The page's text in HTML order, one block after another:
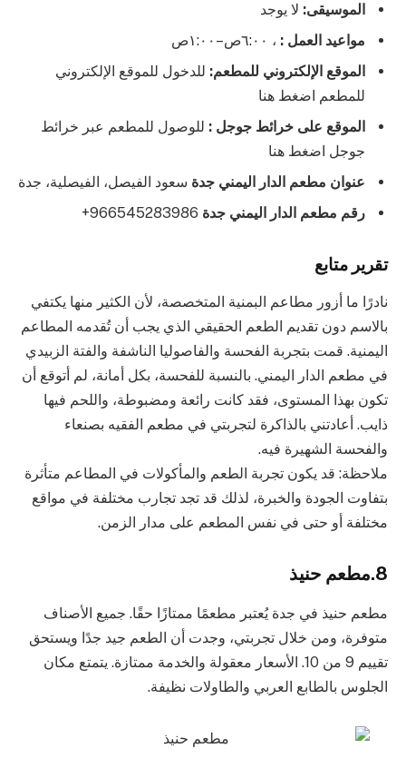
الموسيقى: لا يوجد
مواعيد العمل : ، ٦:٠٠ص–١:٠٠ص
الموقع الإلكتروني للمطعم: للدخول للموقع الإلكتروني
للمطعم اضغط هنا
الموقع على خرائط جوجل : للوصول للمطعم عبر خرائط
جوجل اضغط هنا
عنوان مطعم الدار اليمني جدة سعود الفيصل، الفيصلية، جدة
رقم مطعم الدار اليمني جدة
تقرير متابع
نادرًا ما أزور مطاعم البمنية المتخصصة، لأن الكثير منها يكتفي
بالاسم دون تقديم الطعم الحقيقي الذي يجب أن تُقدمه المطاعم
اليمنية. قمت بتجربة الفحسة والفاصوليا الناشفة والفتة الزبيدي
في مطعم الدار اليمني. بالنسبة للفحسة، بكل أمانة، لم أتوقع أن
تكون بهذا المستوى، فقد كانت رائعة ومضبوطة، واللحم فيها
ذايب. أعادتني بالذاكرة لتجربتي في مطعم الفقيه بصنعاء
والفحسة الشهيرة فيه.
ملاحظة: قد يكون تجربة الطعم والمأكولات في المطاعم متأثرة
بتفاوت الجودة والخبرة، لذلك قد تجد تجارب مختلفة في مواقع
مختلفة أو حتى في نفس المطعم على مدار الزمن.
8.مطعم حنيذ
مطعم حنيذ في جدة يُعتبر مطعمًا ممتازًا حقًا. جميع الأصناف
متوفرة، ومن خلال تجربتي، وجدت أن الطعم جيد جدًا ويستحق
تقييم 9 من 10. الأسعار معقولة والخدمة ممتازة. يتمتع مكان
الجلوس بالطابع العربي والطاولات نظيفة.